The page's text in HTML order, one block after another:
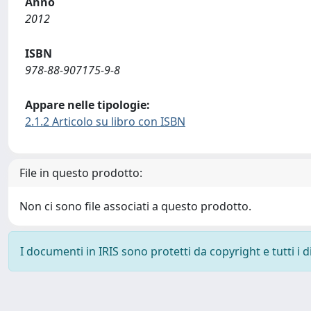
2012
ISBN
978-88-907175-9-8
Appare nelle tipologie:
2.1.2 Articolo su libro con ISBN
File in questo prodotto:
Non ci sono file associati a questo prodotto.
I documenti in IRIS sono protetti da copyright e tutti i